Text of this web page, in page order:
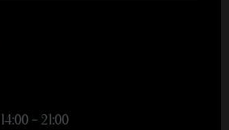
14:00 – 21:00